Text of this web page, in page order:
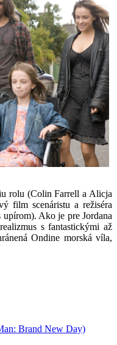
rolu (Colin Farrell a Alicja
film scenáristu a režiséra
Ako je pre Jordana
s fantastickými až
Ondine morská víla,
Brand New Day)